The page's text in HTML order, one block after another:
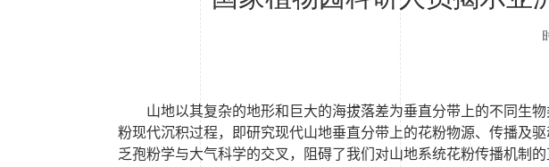
山地以其复杂的地形和巨大的海拔落差为垂直分带上的不同生
粉现代沉积过程，即研究现代山地垂直分带上的花粉物源、传播及
乏孢粉学与大气科学的交叉，阻碍了我们对山地系统花粉传播机制的